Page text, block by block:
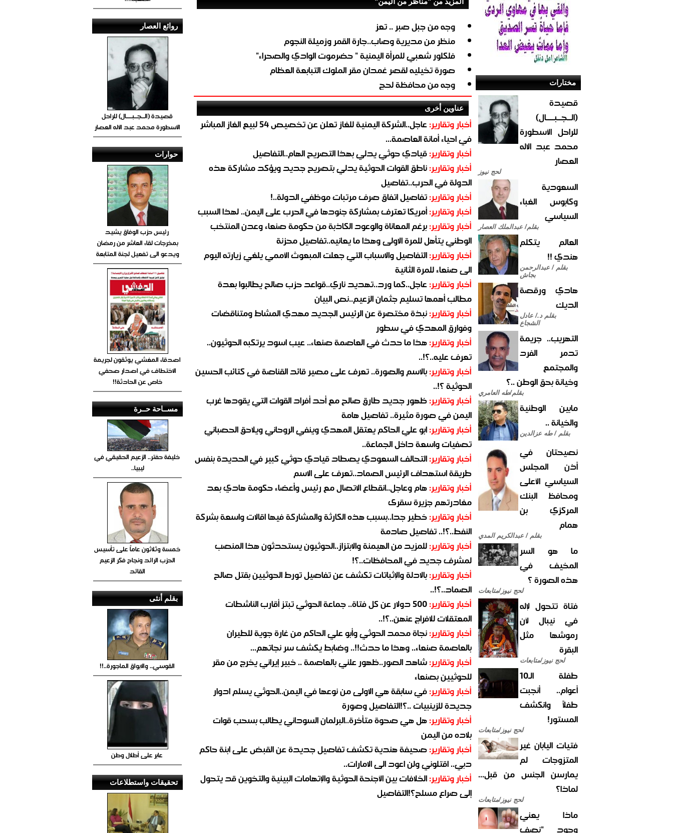
مختارات
قصيدة
(الــجــبــــال)
للراحل الأسطورة
محمد عبد الاله
العصار
لحج نيوز
السعودية
وكابوس الغباء
السياسي
بقلم/ عبدالملك العصار
العالم يتكلم
هندي !!
بقلم / عبدالرحمن
بجاش
هادي ورقصة
الديك
بقلم د./ عادل
الشجاع
التهريب.. جريمة
تدمر الفرد
والمجتمع
وخيانة بحق الوطن ..؟
بقلم/طه العامري
مابين الوطنية
والخيانة ..
بقلم / طه عزالدين
نصيحتان في
أذن المجلس
السياسي الأعلى
ومحافظ البنك
المركزي بن
همام
بقلم / عبدالكريم المدي
ما هو السر
المخيف في
هذه الصورة ؟
لحج نيوز/متابعات
فتاة تتحول لإله
في نيبال لأن
رموشها مثل
البقرة
لحج نيوز/متابعات
طفلة الـ10
أعوام.. أنجبت
طفلاً وانكشف
المستور!
لحج نيوز/متابعات
فتيات اليابان غير
المتزوجات لم
يمارسن الجنس من قبل...
لماذا؟
لحج نيوز/متابعات
ماذا يعني
وجود "نصف
وجه من جبل صبر .. تعز
منظر من مديرية وصاب..جارة القمر وزميلة النجوم
فلكلور شعبي للمرأة اليمنية " حضرموت الوادي والصحراء"
صورة تخيليه لقصر غمدان مقر الملوك التبابعة العظام
وجه من محافظة لحج
عناوين أخرى
أخبار وتقارير:
عاجل..الشركة اليمنية للغاز تعلن عن تخصيص 54 لبيع الغاز المباشر
في احياء أمانة العاصمة...
أخبار وتقارير:قيادي حوثي يدلي بهذا التصريح الهام..التفاصيل
أخبار وتقارير:ناطق القوات الحوثية يدلي بتصريح جديد ويؤكد مشاركة هذه
الدولة في الحرب..تفاصيل
أخبار وتقارير:تفاصيل اتفاق صرف مرتبات موظفي الدولة..!
أخبار وتقارير:أمريكا تعترف بمشاركة جنودها في الحرب على اليمن.. لهذا السبب
أخبار وتقارير:برغم المعاناة والوعود الكاذبة من حكومة صنعاء وعدن المنتخب
الوطني يتأهل للمرة الاولى وهذا ما يعانيه..تفاصيل محزنة
أخبار وتقارير:التفاصيل والاسباب التي جعلت المبعوث الأممي يلغي زيارته اليوم
الى صنعاء للمرة الثانية
أخبار وتقارير:عاجل..كما ورد..تهديد ناري..قواعد حزب صالح يطالبوا بعدة
مطالب أهمها تسليم جثمان الزعيم..نص البيان
أخبار وتقارير:نبذة مختصرة عن الرئيس الجديد مهدي المشاط ومتناقضات
وفوارق المهدي في سطور
أخبار وتقارير:هذا ما حدث في العاصمة صنعاء.. عيب اسود يرتكبه الحوثيون..
تعرف عليه..؟!..
أخبار وتقارير:بالاسم والصورة.. تعرف على مصير قائد القناصة في كتائب الحسين
الحوثية ؟!..
أخبار وتقارير:ظهور جديد طارق صالح مع أحد أفراد القوات التي يقودها غرب
اليمن في صورة مثيرة.. تفاصيل هامة
أخبار وتقارير:ابو علي الحاكم يعتقل المهدي وينفي الروحاني ويلاحق الحصباني
تصفيات واسعة داخل الجماعة..
أخبار وتقارير:التحالف السعودي يصطاد قيادي حوثي كبير في الحديدة بنفس
طريقة استهداف الرئيس الصماد..تعرف على الاسم
أخبار وتقارير:هام وعاجل..انقطاع الاتصال مع رئيس وأعضاء حكومة هادي بعد
مغادرتهم جزيرة سقرى
أخبار وتقارير:خطير جدا..بسبب هذه الكارثة والمشاركة فيها اقالات واسعة بشركة
النفط..؟!.. تفاصيل صادمة
أخبار وتقارير:للمزيد من الهيمنة والابتزاز..الحوثيون يستحدثون هذا المنصب
لمشرف جديد في المحافظات..؟!
أخبار وتقارير:بالادلة والإثباتات تكشف عن تفاصيل تورط الحوثيين بقتل صالح
الصماد..؟!..
أخبار وتقارير:
500 دولار عن كل فتاة.. جماعة الحوثي تبتز أقارب الناشطات
المعتقلات للافراج عنهن..؟!..
أخبار وتقارير:نجاة محمد الحوثي وأبو علي الحاكم من غارة جوية للطيران
بالعاصمة صنعاء.. وهذا ما حدث!!.. وضابط يكشف سر نجاتهم...
أخبار وتقارير:شاهد الصور..ظهور علني بالعاصمة .. خبير إيراني يخرج من مقر
للحوثيين بصنعاء
أخبار وتقارير:في سابقة هي الاولى من نوعها في اليمن..الحوثي يسلم ادوار
جديدة للزينبيات ..؟!التفاصيل وصورة
أخبار وتقارير:هل هي صحوة متأخرة..البرلمان السوداني يطالب بسحب قوات
بلاده من اليمن
أخبار وتقارير:صحيفة هندية تكشف تفاصيل جديدة عن القبض على ابنة حاكم
دبي.. اقتلوني ولن اعود الى الامارات..
أخبار وتقارير:الخلافات بين الأجنحة الحوثية والإتهامات البينية والتخوين قد يتحول
إلى صراع مسلح؟!التفاصيل
روائع العصار
قصيدة (الــجــبــــال) للراحل
الأسطورة محمد عبد الاله العصار
حوارات
رئيس حزب الوفاق يشيد
بمخرجات لقاء العاشر من رمضان
ويدعو الى تفعيل لجنة المتابعة
اصدقاء المغشي يوثقون لجريمة
الاختطاف في اصدار صحفي
خاص عن الحادثة!!
مســاحة حــرة
خليفة حفتر.. الزعيم الحقيقي في
ليبيا..
خمسة وثلاثون عاماً على تأسيس
الحزب الرائد ونجاح فكر الزعيم
القائد
بقلم أنثى
القوسي.. والابواق الماجورة..!!
عابر على أطلال وطن
تحقيقات واستطلاعات